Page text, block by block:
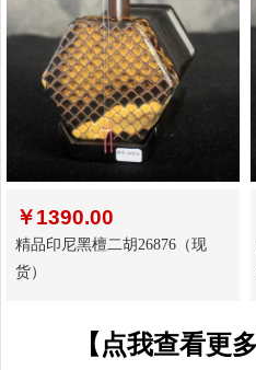
￥1390.00
精品印尼黑檀二胡26876（现
货）
【点我查看更